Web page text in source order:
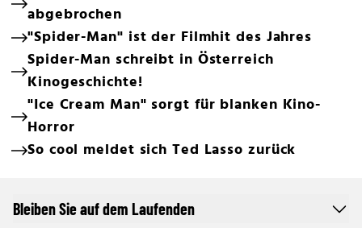
abgebrochen
"Spider-Man" ist der Filmhit des Jahres
Spider-Man schreibt in Österreich
Kinogeschichte!
"Ice Cream Man" sorgt für blanken Kino-
Horror
So cool meldet sich Ted Lasso zurück
Bleiben Sie auf dem Laufenden